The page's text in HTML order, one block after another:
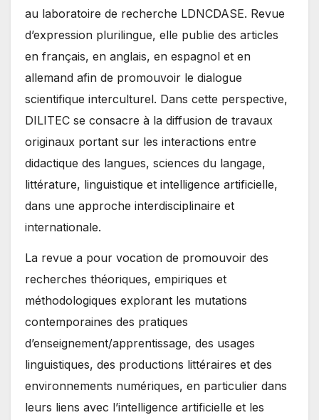
au laboratoire de recherche LDNCDASE. Revue
d’expression plurilingue, elle publie des articles
en français, en anglais, en espagnol et en
allemand afin de promouvoir le dialogue
scientifique interculturel. Dans cette perspective,
DILITEC se consacre à la diffusion de travaux
originaux portant sur les interactions entre
didactique des langues, sciences du langage,
littérature, linguistique et intelligence artificielle,
dans une approche interdisciplinaire et
internationale.
La revue a pour vocation de promouvoir des
recherches théoriques, empiriques et
méthodologiques explorant les mutations
contemporaines des pratiques
d’enseignement/apprentissage, des usages
linguistiques, des productions littéraires et des
environnements numériques, en particulier dans
leurs liens avec l’intelligence artificielle et les